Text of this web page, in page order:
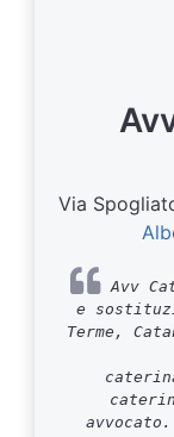
Via
Avv
e
Terme,